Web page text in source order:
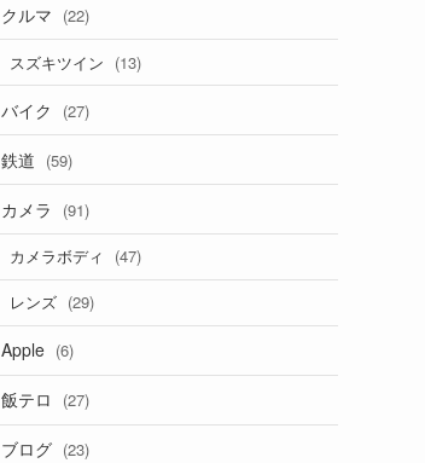
クルマ (22)
スズキツイン (13)
バイク (27)
鉄道 (59)
カメラ (91)
カメラボディ (47)
レンズ (29)
Apple (6)
飯テロ (27)
ブログ (23)